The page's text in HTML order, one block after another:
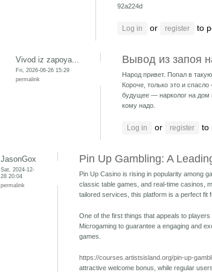
92a224d
Log in or register to
Vivod iz zapoya...
Fri, 2026-06-26 15:29
permalink
Вывод из запоя
Народ привет. Попал в
Короче, только это и
будущее — нарколог на дом
кому надо.
Log in or register to
JasonGox
Sat, 2024-12-
28 20:04
permalink
Pin Up Gambling: A
Pin Up Casino is rising in popularity among
classic table games, and real-time casinos,
tailored services, this platform is a perfect fit
One of the first things that appeals to
Microgaming to guarantee a engaging and
games.
https://courses.artistsisland.org/pin-up-
attractive welcome bonus, while regular